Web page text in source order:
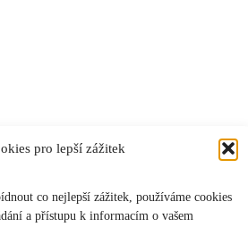
pro lepší zážitek
co nejlepší zážitek, používáme cookies
a přístupu k informacím o vašem